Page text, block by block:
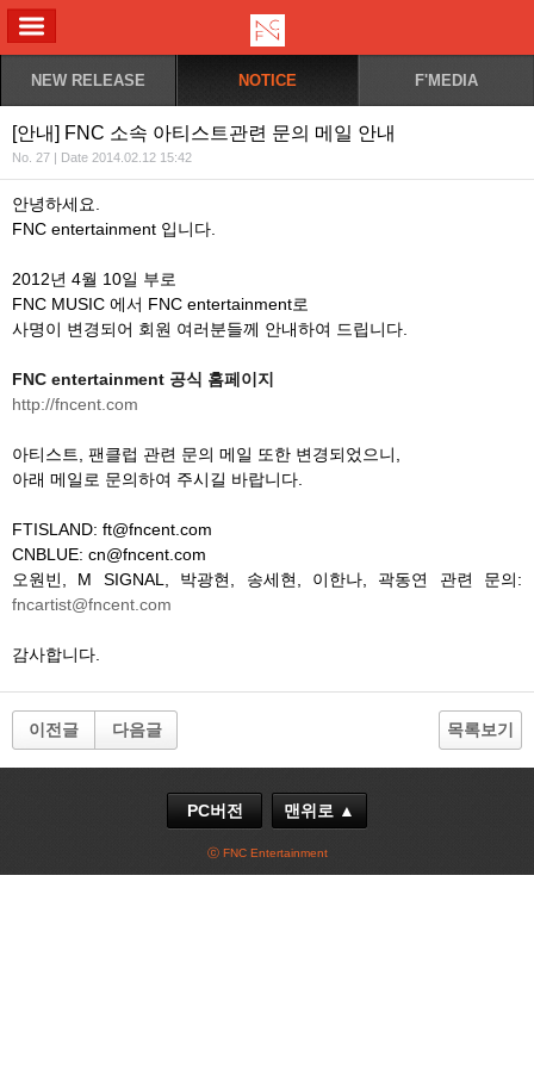
NEW RELEASE NOTICE F'MEDIA
[안내] FNC 소속 아티스트관련 문의 메일 안내
No. 27 | Date 2014.02.12 15:42
안녕하세요.
FNC entertainment 입니다.
2012년 4월 10일 부로
FNC MUSIC 에서 FNC entertainment로
사명이 변경되어 회원 여러분들께 안내하여 드립니다.
FNC entertainment 공식 홈페이지
http://fncent.com
아티스트, 팬클럽 관련 문의 메일 또한 변경되었으니,
아래 메일로 문의하여 주시길 바랍니다.
FTISLAND: ft@fncent.com
CNBLUE: cn@fncent.com
오원빈, M SIGNAL, 박광현, 송세현, 이한나, 곽동연 관련 문의:
fncartist@fncent.com
감사합니다.
이전글 다음글 목록보기
PC버전 맨위로 ▲
ⓒ FNC Entertainment